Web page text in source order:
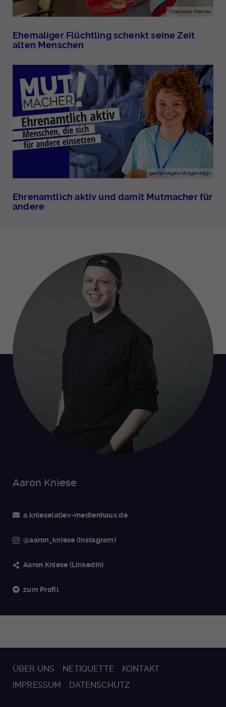
Charlotte Mattes
Ehemaliger Flüchtling schenkt seine Zeit
alten Menschen
gettyimages/dragana991
Ehrenamtlich aktiv und damit Mutmacher für
andere
Aaron Kniese
a.kniese(at)ev-medienhaus.de
@aaron_kniese (Instagram)
Aaron Kniese (LinkedIn)
zum Profil
ÜBER UNS NETIQUETTE
KONTAKT
IMPRESSUM
DATENSCHUTZ